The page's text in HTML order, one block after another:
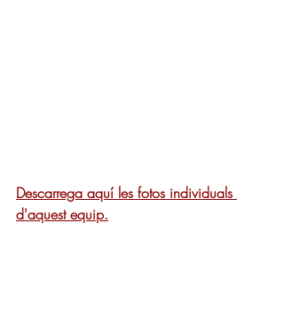
Descarrega aquí les fotos individuals
d'aquest equip.